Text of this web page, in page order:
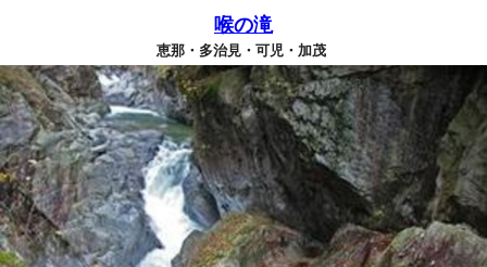
喉の滝
恵那・多治見・可児・加茂